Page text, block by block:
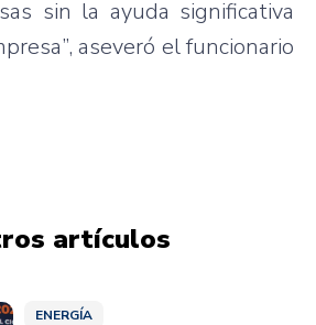
sin la ayuda significativa
aseveró el funcionario
artículos
ENERGÍA